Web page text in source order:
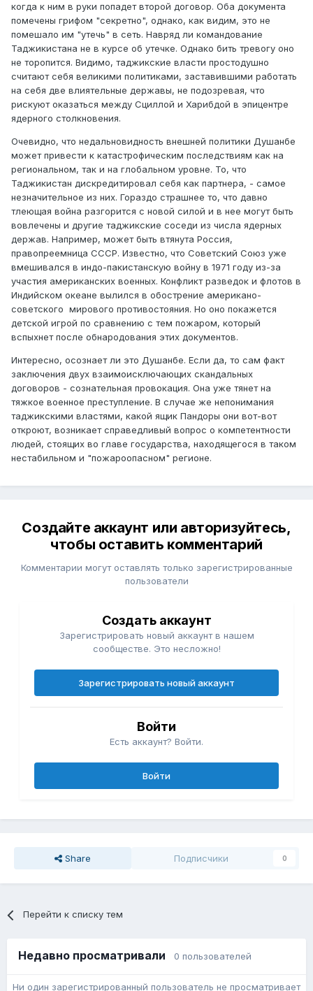
когда к ним в руки попадет второй договор. Оба документа
помечены грифом "секретно", однако, как видим, это не
помешало им "утечь" в сеть. Навряд ли командование
Таджикистана не в курсе об утечке. Однако бить тревогу оно
не торопится. Видимо, таджикские власти простодушно
считают себя великими политиками, заставившими работать
на себя две влиятельные державы, не подозревая, что
рискуют оказаться между Сциллой и Харибдой в эпицентре
ядерного столкновения.
Очевидно, что недальновидность внешней политики Душанбе
может привести к катастрофическим последствиям как на
региональном, так и на глобальном уровне. То, что
Таджикистан дискредитировал себя как партнера, - самое
незначительное из них. Гораздо страшнее то, что давно
тлеющая война разгорится с новой силой и в нее могут быть
вовлечены и другие таджикские соседи из числа ядерных
держав. Например, может быть втянута Россия,
правопреемница СССР. Известно, что Советский Союз уже
вмешивался в индо-пакистанскую войну в 1971 году из-за
участия американских военных. Конфликт разведок и флотов в
Индийском океане вылился в обострение американо-
советского мирового противостояния. Но оно покажется
детской игрой по сравнению с тем пожаром, который
вспыхнет после обнародования этих документов.
Интересно, осознает ли это Душанбе. Если да, то сам факт
заключения двух взаимоисключающих скандальных
договоров - сознательная провокация. Она уже тянет на
тяжкое военное преступление. В случае же непонимания
таджикскими властями, какой ящик Пандоры они вот-вот
откроют, возникает справедливый вопрос о компетентности
людей, стоящих во главе государства, находящегося в таком
нестабильном и "пожароопасном" регионе.
Создайте аккаунт или авторизуйтесь,
чтобы оставить комментарий
Комментарии могут оставлять только зарегистрированные
пользователи
Создать аккаунт
Зарегистрировать новый аккаунт в нашем
сообществе. Это несложно!
Зарегистрировать новый аккаунт
Войти
Есть аккаунт? Войти.
Войти
Share Подписчики 0
Перейти к списку тем
Недавно просматривали 0 пользователей
Ни один зарегистрированный пользователь не просматривает